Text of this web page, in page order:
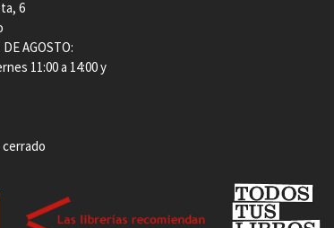
6
AGOSTO:
11:00 a 14:00 y
cerrado